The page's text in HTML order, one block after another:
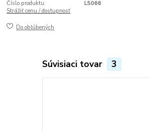
Číslo produktu:
L5066
Strážiť cenu / dostupnosť
Do obľúbených
Súvisiaci tovar 3